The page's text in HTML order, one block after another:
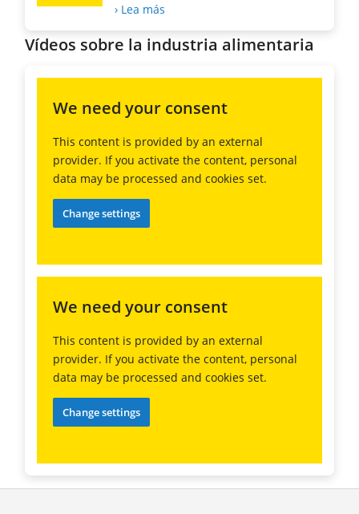
› Lea más
Vídeos sobre la industria alimentaria
We need your consent
This content is provided by an external
provider. If you activate the content, personal
data may be processed and cookies set.
Change settings
We need your consent
This content is provided by an external
provider. If you activate the content, personal
data may be processed and cookies set.
Change settings